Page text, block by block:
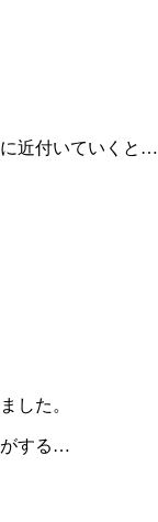
近付いていくと…
した。
がする…